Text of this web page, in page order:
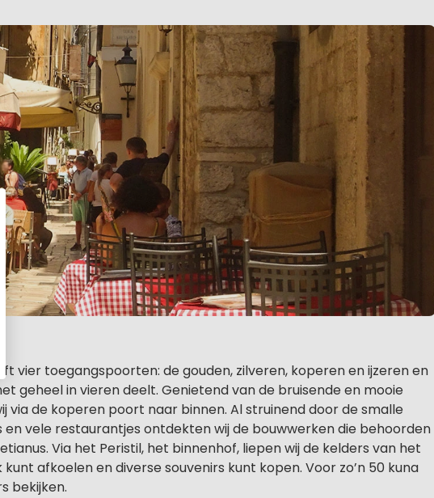
vier toegangspoorten: de gouden, zilveren, koperen en ijzeren en
geheel in vieren deelt. Genietend van de bruisende en mooie
via de koperen poort naar binnen. Al struinend door de smalle
vele restaurantjes ontdekten wij de bouwwerken die behoorden
Via het Peristil, het binnenhof, liepen wij de kelders van het
afkoelen en diverse souvenirs kunt kopen. Voor zo’n 50 kuna
bekijken.